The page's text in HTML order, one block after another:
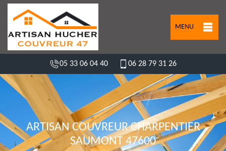
MENU
05 33 06 04 40 06 28 79 31 26
ARTISAN COUVREUR CHARPENTIER
SAUMONT 47600